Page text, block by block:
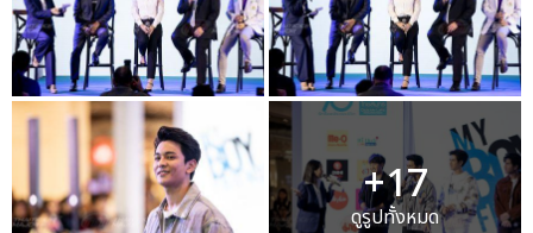
+17
ดูรูปทั้งหมด